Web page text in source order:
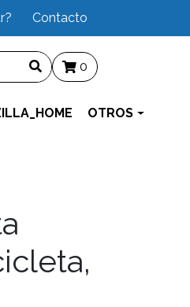
Contacto
0
OTROS